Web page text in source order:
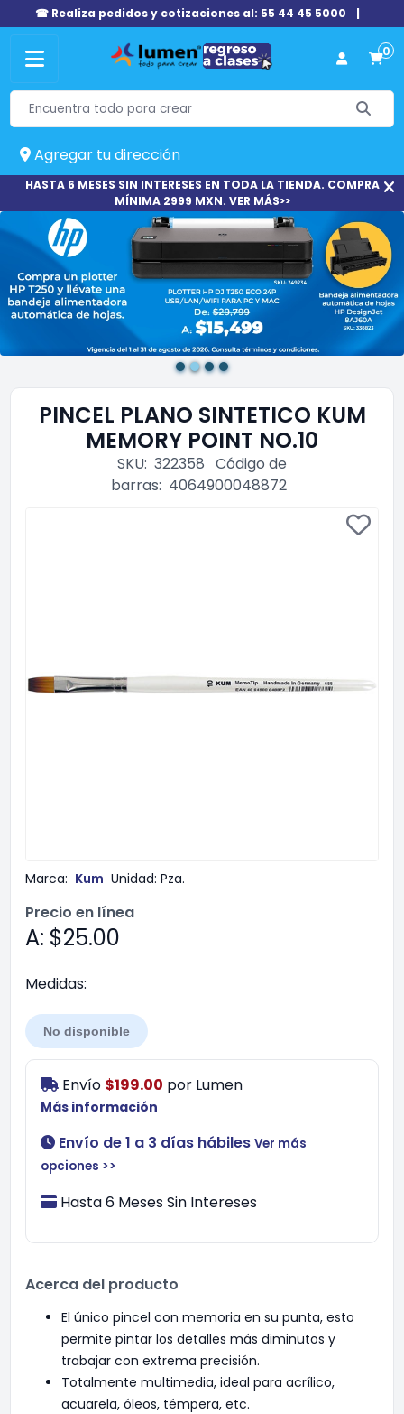
☎ Realiza pedidos y cotizaciones al: 55 44 45 5000 |
0
Agregar tu dirección
HASTA 6 MESES SIN INTERESES EN TODA LA TIENDA. COMPRA
MÍNIMA 2999 MXN. VER MÁS>>
PINCEL PLANO SINTETICO KUM
MEMORY POINT NO.10
SKU: 322358 Código de
barras: 4064900048872
Marca: Kum Unidad: Pza.
Precio en línea
A: $25.00
Medidas:
No disponible
Envío $199.00 por Lumen
Más información
Envío de 1 a 3 días hábiles Ver más
opciones >>
Hasta 6 Meses Sin Intereses
Acerca del producto
El único pincel con memoria en su punta, esto
permite pintar los detalles más diminutos y
trabajar con extrema precisión.
Totalmente multimedia, ideal para acrílico,
acuarela, óleos, témpera, etc.